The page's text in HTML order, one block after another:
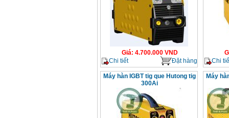
Giá: 4.700.000VND
Chi tiết
Đặt hàng
Chi
Máy hàn IGBT tig que Hutong tig
300Ai
Máy